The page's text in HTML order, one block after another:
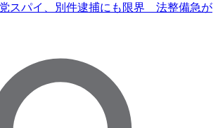
スパイ、別件逮捕にも限界 法整備急が